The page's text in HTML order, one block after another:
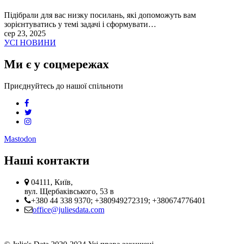
Підібрали для вас низку посилань, які допоможуть вам
зорієнтуватись у темі задачі і сформувати…
сер 23, 2025
УСІ НОВИНИ
Ми є у соцмережах
Приєднуйтесь до нашої спільноти
facebook
instagram
Mastodon
Наші контакти
Адреса:
04111, Київ,
вул. Щербаківського, 53 в
телефон:
+380 44 338 9370; +380949272319; +380674776401
email
office@juliesdata.com